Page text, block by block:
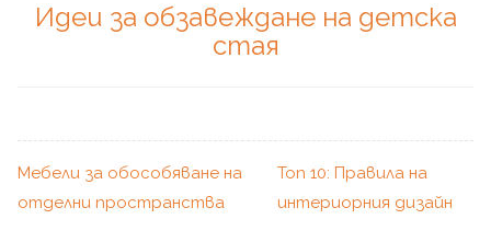
Идеи за обзавеждане на детска
стая
Мебели за обособяване на
отделни пространства
Топ 10: Правила на
интериорния дизайн